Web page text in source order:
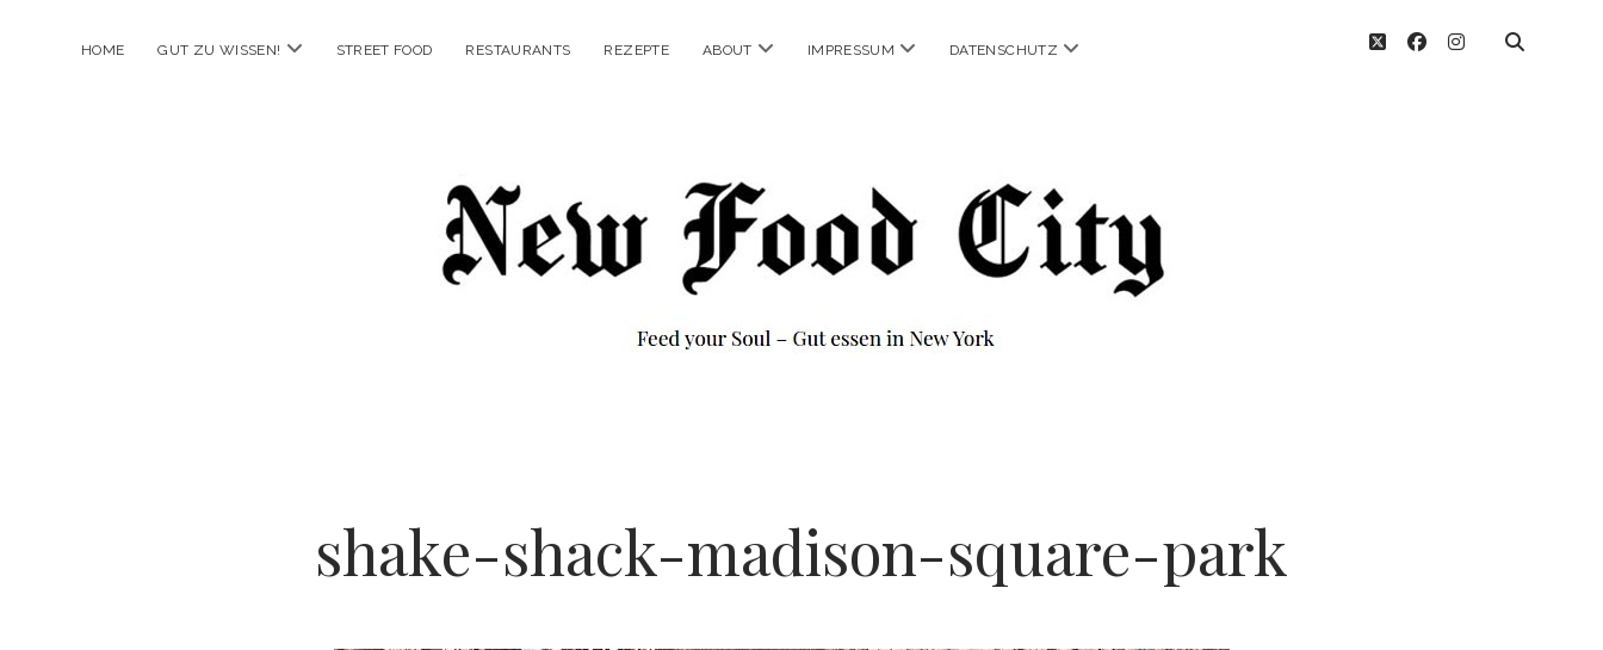
HOME GUT ZU WISSEN! Menü
STREET FOOD RESTAURANTS REZEPTE ABOUT Menü
IMPRESSUM Menü
DATENSCHUTZ Menü
twitterfacebook
instagram
shake-shack-madison-square-park